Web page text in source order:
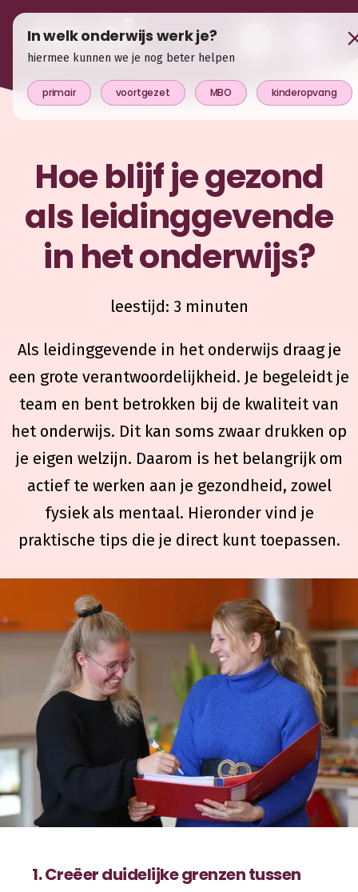
Hoe blijf je gezond
als leidinggevende
in het onderwijs?
leestijd: 3 minuten
Als leidinggevende in het onderwijs draag je
een grote verantwoordelijkheid. Je begeleidt je
team en bent betrokken bij de kwaliteit van
het onderwijs. Dit kan soms zwaar drukken op
je eigen welzijn. Daarom is het belangrijk om
actief te werken aan je gezondheid, zowel
fysiek als mentaal. Hieronder vind je
praktische tips die je direct kunt toepassen.
1. Creëer duidelijke grenzen tussen
In welk onderwijs werk je?
hiermee kunnen we je nog beter helpen
primair voortgezet MBO kinderopvang